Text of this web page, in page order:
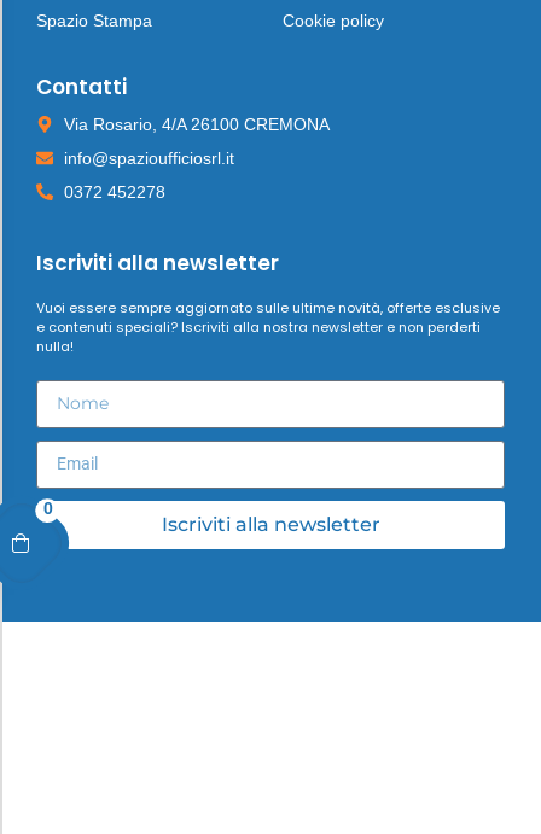
0
Spazio Stampa Cookie policy
Contatti
Via Rosario, 4/A 26100 CREMONA
info@spazioufficiosrl.it
0372 452278
Iscriviti alla newsletter
Vuoi essere sempre aggiornato sulle ultime novità, offerte esclusive
e contenuti speciali? Iscriviti alla nostra newsletter e non perderti
nulla!
Iscriviti alla newsletter